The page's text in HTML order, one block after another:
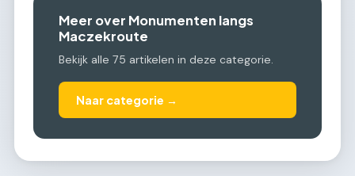
Meer over Monumenten langs
Maczekroute
Bekijk alle 75 artikelen in deze categorie.
Naar categorie →